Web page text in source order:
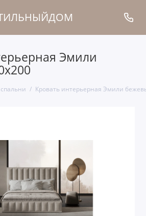
Эмили
Кровать интерьерная Эмили